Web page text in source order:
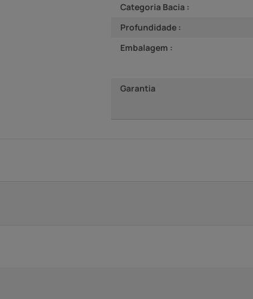
Categoria Bacia :
Profundidade :
Embalagem :
Garantia